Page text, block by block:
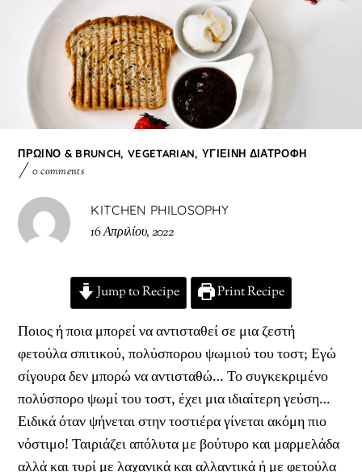
ΠΡΩΙΝΌ & BRUNCH,VEGETARIAN,ΥΓΙΕΙΝΉ ΔΙΑΤΡΟΦΉ
0 comments
KITCHEN PHILOSOPHY
16 Απριλίου, 2022
Jump to Recipe Print Recipe
Ποιος ή ποια μπορεί να αντισταθεί σε μια ζεστή
φετούλα σπιτικού, πολύσπορου ψωμιού του τοστ; Εγώ
σίγουρα δεν μπορώ να αντισταθώ… Το συγκεκριμένο
πολύσπορο ψωμί του τοστ, έχει μια ιδιαίτερη γεύση…
Ειδικά όταν ψήνεται στην τοστιέρα γίνεται ακόμη πιο
νόστιμο! Ταιριάζει απόλυτα με βούτυρο και μαρμελάδα
αλλά και τυρί με λαχανικά και αλλαντικά ή με φετούλα